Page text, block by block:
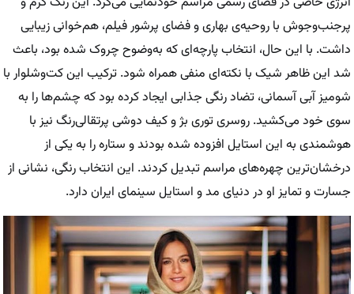
پرجنب‌وجوش با روحیه‌ی بهاری و فضای پرشور فیلم، هم‌خوانی زیبایی
داشت. با این حال، انتخاب پارچه‌ای که به‌وضوح چروک شده بود، باعث
شد این ظاهر شیک با نکته‌ای منفی همراه شود. ترکیب این کت‌وشلوار با
شومیز آبی آسمانی، تضاد رنگی جذابی ایجاد کرده بود که چشم‌ها را به
سوی خود می‌کشید. روسری توری بژ و کیف دوشی پرتقالی‌رنگ نیز با
هوشمندی به این استایل افزوده شده بودند و ستاره را به یکی از
درخشان‌ترین چهره‌های مراسم تبدیل کردند. این انتخاب رنگی، نشانی از
جسارت و تمایز او در دنیای مد و استایل سینمای ایران دارد.